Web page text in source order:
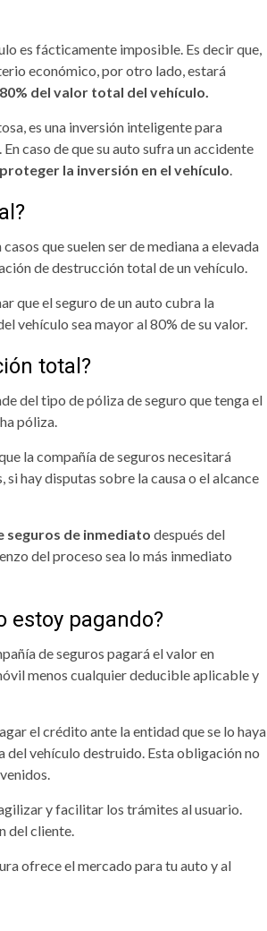
es fácticamente imposible. Es decir que,
económico, por otro lado, estará
del valor total del vehículo.
es una inversión inteligente para
caso de que su auto sufra un accidente
la inversión en el vehículo.
que suelen ser de mediana a elevada
de destrucción total de un vehículo.
que el seguro de un auto cubra la
vehículo sea mayor al 80% de su valor.
total?
del tipo de póliza de seguro que tenga el
póliza.
la compañía de seguros necesitará
hay disputas sobre la causa o el alcance
seguros de inmediato después del
del proceso sea lo más inmediato
estoy pagando?
de seguros pagará el valor en
menos cualquier deducible aplicable y
el crédito ante la entidad que se lo haya
vehículo destruido. Esta obligación no
y facilitar los trámites al usuario.
del cliente.
ofrece el mercado para tu auto y al